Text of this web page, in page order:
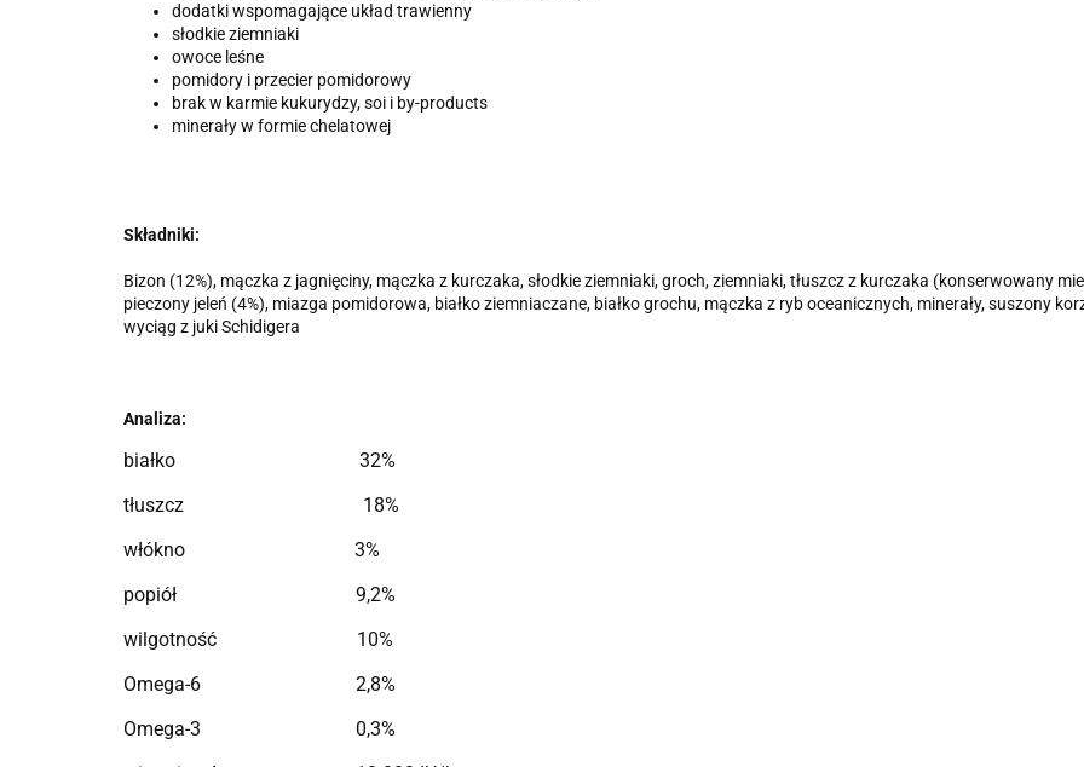
dodatki wspomagające układ trawienny
słodkie ziemniaki
owoce leśne
pomidory i przecier pomidorowy
brak w karmie kukurydzy, soi i by-products
minerały w formie chelatowej
Składniki:
Bizon (12%), mączka z jagnięciny, mączka z kurczaka, słodkie ziemniaki, groch, ziemniaki, tłuszcz z kurczaka (konserwowany
pieczony jeleń (4%), miazga pomidorowa, białko ziemniaczane, białko grochu, mączka z ryb oceanicznych, minerały, suszony
wyciąg z juki Schidigera
Analiza:
białko 32%
tłuszcz 18%
włókno 3%
popiół 9,2%
wilgotność 10%
Omega-6 2,8%
Omega-3 0,3%